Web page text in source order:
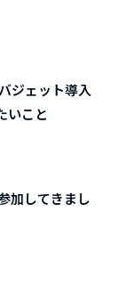
ジェット導入
いこと
加してきまし